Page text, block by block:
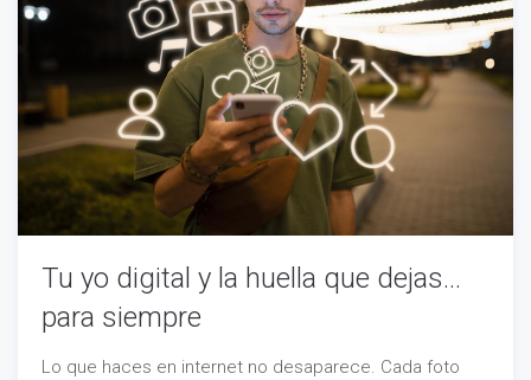
Tu yo digital y la huella que dejas...
para siempre
Lo que haces en internet no desaparece. Cada foto